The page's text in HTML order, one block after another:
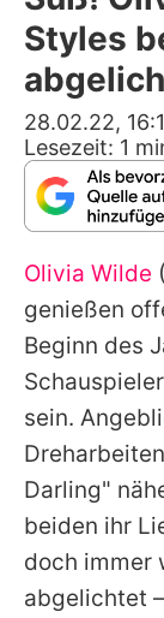
Styles
28.02.22,
Lesezeit: 1
Olivia Wilde
genießen
Beginn des
sein.
Darling"
beiden ihr
doch immer
abgelichtet